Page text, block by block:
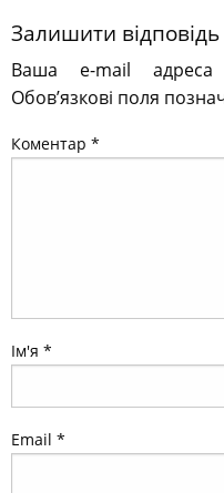
Залишити відповідь
Ваша e-mail адреса
Обов’язкові поля
Коментар *
Ім'я *
Email *